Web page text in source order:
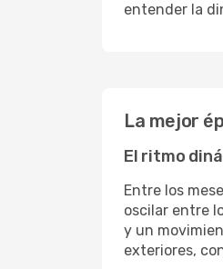
entender la
La mejor
El ritmo
Entre los
oscilar entre
y un
exteriores,